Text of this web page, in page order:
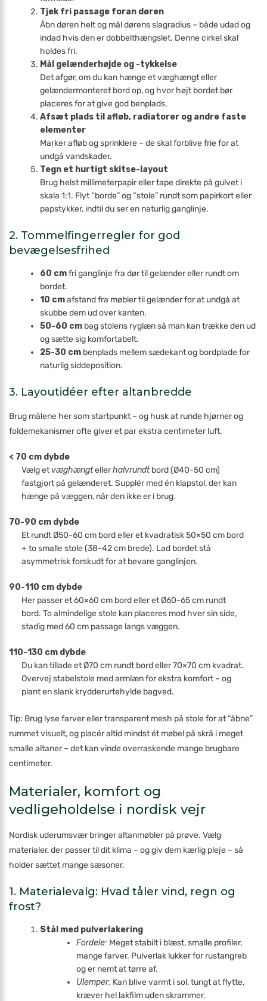
Tjek fri passage foran døren
Åbn døren helt og mål dørens slagradius – både udad og
indad hvis den er dobbelthængslet. Denne cirkel skal
holdes fri.
Mål gelænderhøjde og -tykkelse
Det afgør, om du kan hænge et væghængt eller
gelændermonteret bord op, og hvor højt bordet bør
placeres for at give god benplads.
Afsæt plads til afløb, radiatorer og andre faste
elementer
Marker afløb og sprinklere – de skal forblive frie for at
undgå vandskader.
Tegn et hurtigt skitse-layout
Brug helst millimeterpapir eller tape direkte på gulvet i
skala 1:1. Flyt “borde” og “stole” rundt som papirkort eller
papstykker, indtil du ser en naturlig ganglinje.
2. Tommelfingerregler for god
bevægelsesfrihed
60 cmfri ganglinje fra dør til gelænder eller rundt om
bordet.
10 cmafstand fra møbler til gelænder for at undgå at
skubbe dem ud over kanten.
50-60 cm bag stolens ryglæn så man kan trække den ud
og sætte sig komfortabelt.
25-30 cm benplads mellem sædekant og bordplade for
naturlig siddeposition.
3. Layoutidéer efter altanbredde
Brug målene her som startpunkt – og husk at runde hjørner og
foldemekanismer ofte giver et par ekstra centimeter luft.
< 70 cm dybde
Vælg etvæghængtellerhalvrundtbord (Ø40-50 cm)
fastgjort på gelænderet. Supplér med én klapstol, der kan
hænge på væggen, når den ikke er i brug.
70-90 cm dybde
Et rundt Ø50-60 cm bord eller et kvadratisk 50×50 cm bord
+ to smalle stole (38-42 cm brede). Lad bordet stå
asymmetrisk forskudt for at bevare ganglinjen.
90-110 cm dybde
Her passer et 60×60 cm bord eller et Ø60-65 cm rundt
bord. To almindelige stole kan placeres mod hver sin side,
stadig med 60 cm passage langs væggen.
110-130 cm dybde
Du kan tillade et Ø70 cm rundt bord eller 70×70 cm kvadrat.
Overvej stabelstole med armlæn for ekstra komfort – og
plant en slank krydderurtehylde bagved.
Tip: Brug lyse farver eller transparent mesh på stole for at “åbne”
rummet visuelt, og placér altid mindst ét møbel på skrå i meget
smalle altaner – det kan vinde overraskende mange brugbare
centimeter.
Materialer, komfort og
vedligeholdelse i nordisk vejr
Nordisk uderumsvær bringer altan­møbler på prøve. Vælg
materialer, der passer til dit klima – og giv dem kærlig pleje – så
holder sættet mange sæsoner.
1. Materialevalg: Hvad tåler vind, regn og
frost?
Stål med pulverlakering
Fordele: Meget stabilt i blæst, smalle profiler,
mange farver. Pulverlak lukker for rustangreb
og er nemt at tørre af.
Ulemper: Kan blive varmt i sol, tungt at flytte,
kræver hel lakfilm uden skrammer.